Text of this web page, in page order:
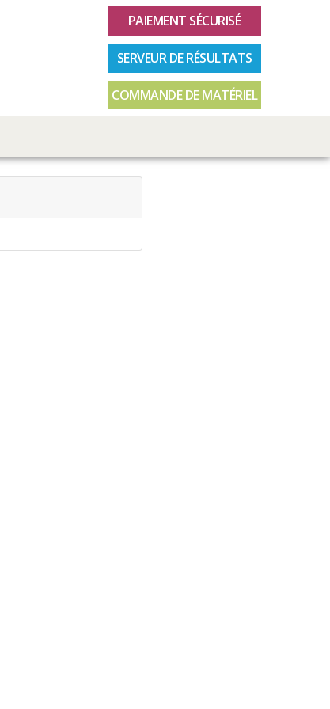
PAIEMENT SÉCURISÉ
SERVEUR DE RÉSULTATS
COMMANDE DE MATÉRIEL